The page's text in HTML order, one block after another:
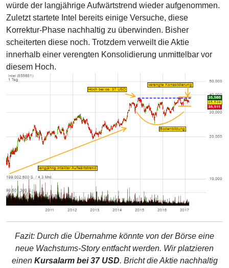
würde der langjährige Aufwärtstrend wieder aufgenommen.
Zuletzt startete Intel bereits einige Versuche, diese
Korrektur-Phase nachhaltig zu überwinden. Bisher
scheiterten diese noch. Trotzdem verweilt die Aktie
innerhalb einer verengten Konsolidierung unmittelbar vor
diesem Hoch.
Fazit: Durch die Übernahme könnte von der Börse eine
neue Wachstums-Story entfacht werden. Wir platzieren
einen Kursalarm bei 37 USD. Bricht die Aktie nachhaltig